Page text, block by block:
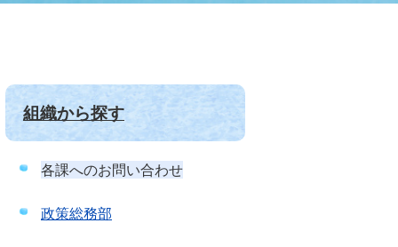
組織から探す
各課へのお問い合わせ
政策総務部